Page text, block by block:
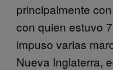
principalmente
con quien estuvo
impuso varias
Nueva Inglaterra,